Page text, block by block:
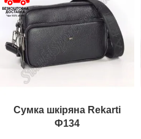
Сумка шкіряна Rekarti
Ф134